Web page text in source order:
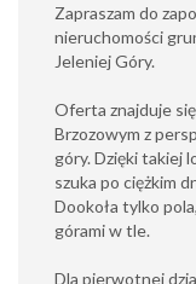
Zapraszam do
nieruchomości
Jeleniej Góry.
Oferta znajduje
Brzozowym z
góry. Dzięki takiej
szuka po ciężkim
Dookoła tylko
górami w tle.
Dla pierwotnej